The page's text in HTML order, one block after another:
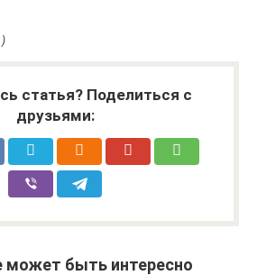
)
статья? Поделиться с
друзьями:
может быть интересно